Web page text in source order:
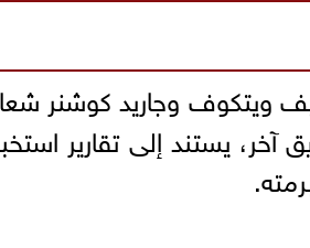
وجاريد كوشنر شعار
يستند إلى تقارير